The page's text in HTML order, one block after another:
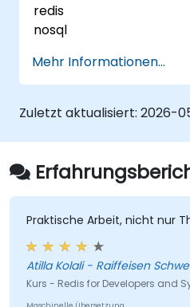
praktische Kenntnisse in
Redis-Sentinel-
Replikation,
Latenzfehlerbehebung,
redis
nosql
Mehr Informationen...
Zuletzt aktualisiert: 2026-
Praktische Arbeit, nicht nur
Atilla Kolali - Raiffeisen
Kurs - Redis for Developers and